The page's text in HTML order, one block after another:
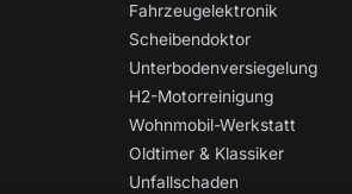
Fahrzeugelektronik
Scheibendoktor
Unterbodenversiegelung
H2-Motorreinigung
Wohnmobil-Werkstatt
Oldtimer & Klassiker
Unfallschaden